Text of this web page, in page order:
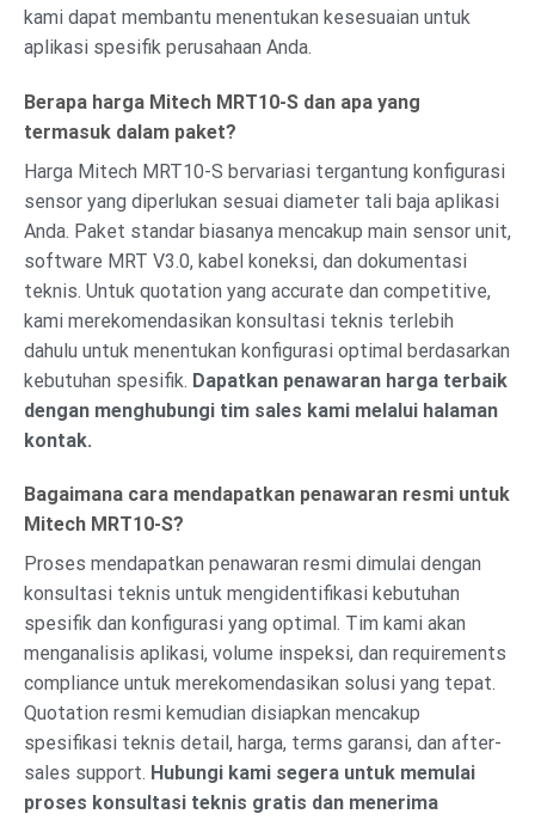
kami dapat membantu menentukan kesesuaian untuk
aplikasi spesifik perusahaan Anda.
Berapa harga Mitech MRT10-S dan apa yang
termasuk dalam paket?
Harga Mitech MRT10-S bervariasi tergantung konfigurasi
sensor yang diperlukan sesuai diameter tali baja aplikasi
Anda. Paket standar biasanya mencakup main sensor unit,
software MRT V3.0, kabel koneksi, dan dokumentasi
teknis. Untuk quotation yang accurate dan competitive,
kami merekomendasikan konsultasi teknis terlebih
dahulu untuk menentukan konfigurasi optimal berdasarkan
kebutuhan spesifik. Dapatkan penawaran harga terbaik
dengan menghubungi tim sales kami melalui halaman
kontak.
Bagaimana cara mendapatkan penawaran resmi untuk
Mitech MRT10-S?
Proses mendapatkan penawaran resmi dimulai dengan
konsultasi teknis untuk mengidentifikasi kebutuhan
spesifik dan konfigurasi yang optimal. Tim kami akan
menganalisis aplikasi, volume inspeksi, dan requirements
compliance untuk merekomendasikan solusi yang tepat.
Quotation resmi kemudian disiapkan mencakup
spesifikasi teknis detail, harga, terms garansi, dan after-
sales support. Hubungi kami segera untuk memulai
proses konsultasi teknis gratis dan menerima